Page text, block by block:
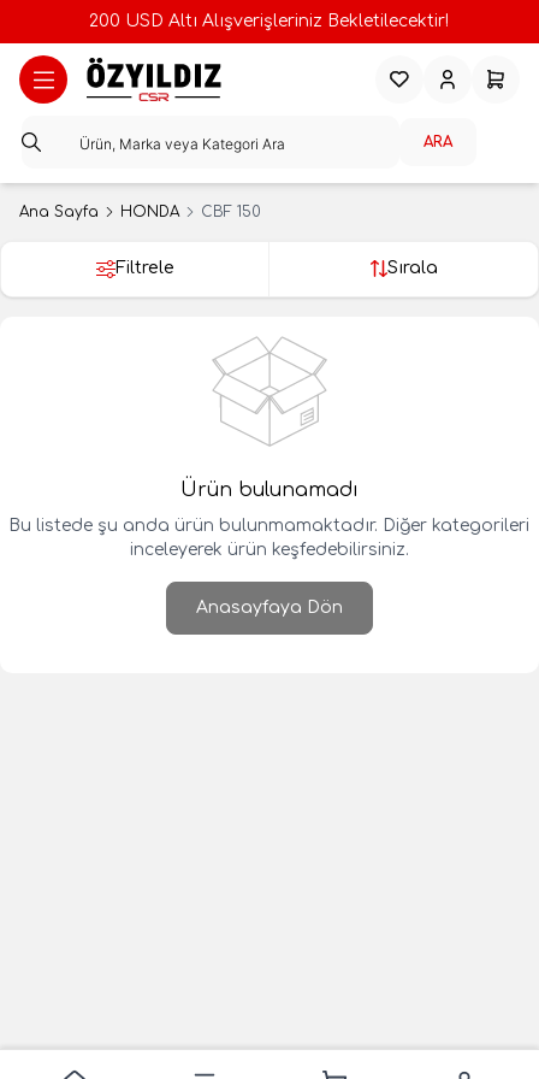
200 USD Altı Alışverişleriniz Bekletilecektir!
ARA
FavorilerimHesabım
Ana Sayfa HONDA CBF 150
Filtrele Sırala
Ürün bulunamadı
Bu listede şu anda ürün bulunmamaktadır. Diğer kategorileri
inceleyerek ürün keşfedebilirsiniz.
Anasayfaya Dön